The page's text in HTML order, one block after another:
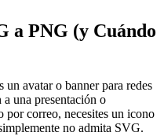
a PNG (y Cuándo
un avatar o banner para redes
a una presentación o
por correo, necesites un icono
no admita SVG.